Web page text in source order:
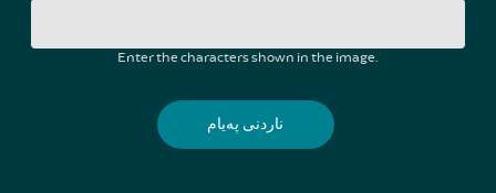
Enter the characters shown in the image.